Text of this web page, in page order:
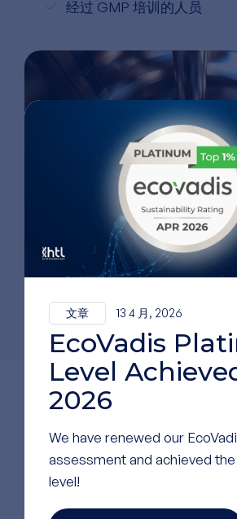
文章 13 4 月, 2026
EcoVadis
Level
2026
We have renewed our
assessment and achieved
level!
经过 GMP 培训的人员
了解我们的